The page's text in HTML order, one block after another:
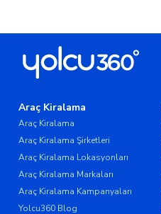
Araç Kiralama
Araç Kiralama
Araç Kiralama Şirketleri
Araç Kiralama Lokasyonları
Araç Kiralama Markaları
Araç Kiralama Kampanyaları
Yolcu360 Blog